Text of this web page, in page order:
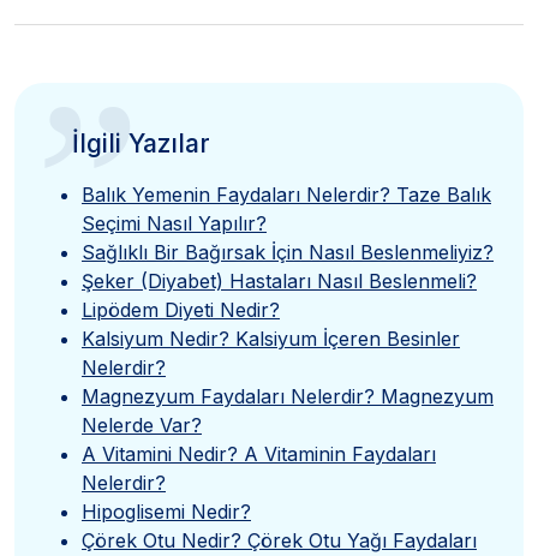
”
İlgili Yazılar
Balık Yemenin Faydaları Nelerdir? Taze Balık
Seçimi Nasıl Yapılır?
Sağlıklı Bir Bağırsak İçin Nasıl Beslenmeliyiz?
Şeker (Diyabet) Hastaları Nasıl Beslenmeli?
Lipödem Diyeti Nedir?
Kalsiyum Nedir? Kalsiyum İçeren Besinler
Nelerdir?
Magnezyum Faydaları Nelerdir? Magnezyum
Nelerde Var?
A Vitamini Nedir? A Vitaminin Faydaları
Nelerdir?
Hipoglisemi Nedir?
Çörek Otu Nedir? Çörek Otu Yağı Faydaları